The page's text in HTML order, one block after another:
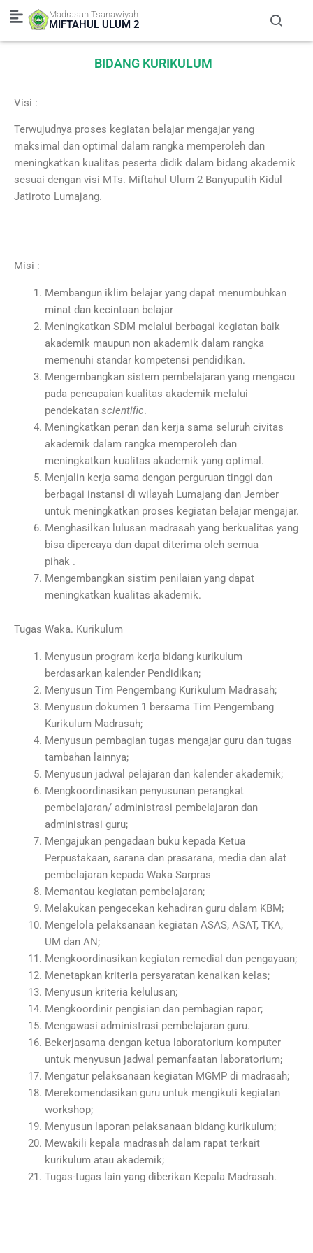
Skip
content
Madrasah Tsanawiyah
MIFTAHUL ULUM 2
BIDANG KURIKULUM
Visi :
Terwujudnya proses kegiatan belajar mengajar yang
maksimal dan optimal dalam rangka memperoleh dan
meningkatkan kualitas peserta didik dalam bidang akademik
sesuai dengan visi MTs. Miftahul Ulum 2 Banyuputih Kidul
Jatiroto Lumajang.
Misi :
Membangun iklim belajar yang dapat menumbuhkan
minat dan kecintaan belajar
Meningkatkan SDM melalui berbagai kegiatan baik
akademik maupun non akademik dalam rangka
memenuhi standar kompetensi pendidikan.
Mengembangkan sistem pembelajaran yang mengacu
pada pencapaian kualitas akademik melalui
pendekatan scientific.
Meningkatkan peran dan kerja sama seluruh civitas
akademik dalam rangka memperoleh dan
meningkatkan kualitas akademik yang optimal.
Menjalin kerja sama dengan perguruan tinggi dan
berbagai instansi di wilayah Lumajang dan Jember
untuk meningkatkan proses kegiatan belajar mengajar.
Menghasilkan lulusan madrasah yang berkualitas yang
bisa dipercaya dan dapat diterima oleh semua
pihak .
Mengembangkan sistim penilaian yang dapat
meningkatkan kualitas akademik.
Tugas Waka. Kurikulum
Menyusun program kerja bidang kurikulum
berdasarkan kalender Pendidikan;
Menyusun Tim Pengembang Kurikulum Madrasah;
Menyusun dokumen 1 bersama Tim Pengembang
Kurikulum Madrasah;
Menyusun pembagian tugas mengajar guru dan tugas
tambahan lainnya;
Menyusun jadwal pelajaran dan kalender akademik;
Mengkoordinasikan penyusunan perangkat
pembelajaran/ administrasi pembelajaran dan
administrasi guru;
Mengajukan pengadaan buku kepada Ketua
Perpustakaan, sarana dan prasarana, media dan alat
pembelajaran kepada Waka Sarpras
Memantau kegiatan pembelajaran;
Melakukan pengecekan kehadiran guru dalam KBM;
Mengelola pelaksanaan kegiatan ASAS, ASAT, TKA,
UM dan AN;
Mengkoordinasikan kegiatan remedial dan pengayaan;
Menetapkan kriteria persyaratan kenaikan kelas;
Menyusun kriteria kelulusan;
Mengkoordinir pengisian dan pembagian rapor;
Mengawasi administrasi pembelajaran guru.
Bekerjasama dengan ketua laboratorium komputer
untuk menyusun jadwal pemanfaatan laboratorium;
Mengatur pelaksanaan kegiatan MGMP di madrasah;
Merekomendasikan guru untuk mengikuti kegiatan
workshop;
Menyusun laporan pelaksanaan bidang kurikulum;
Mewakili kepala madrasah dalam rapat terkait
kurikulum atau akademik;
Tugas-tugas lain yang diberikan Kepala Madrasah.